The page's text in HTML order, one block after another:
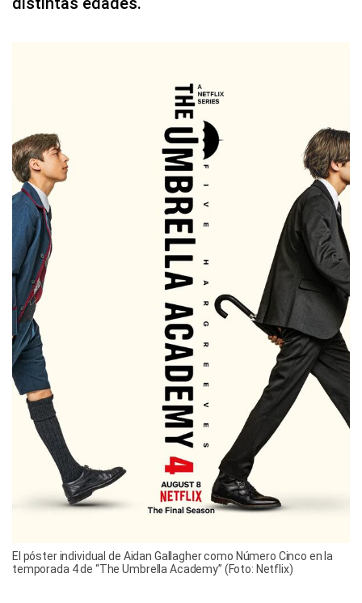
El póster individual de Aidan Gallagher como Número Cinco en la
temporada 4 de “The Umbrella Academy” (Foto: Netflix)